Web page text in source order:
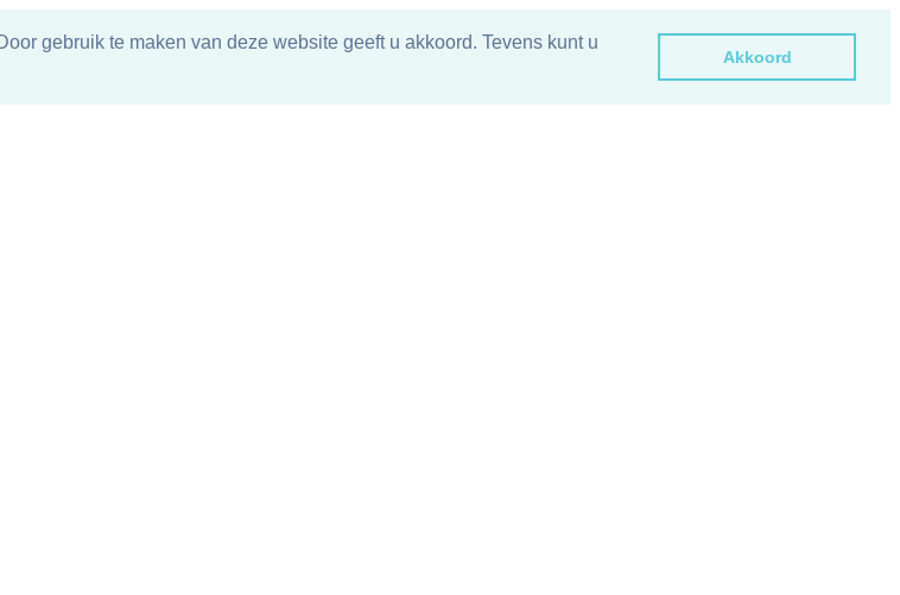
gebruik te maken van deze website geeft u akkoord. Tevens kunt u
Akkoord